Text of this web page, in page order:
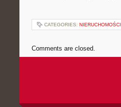
CATEGORIES: NIERUCHOMOŚCI
Comments are closed.